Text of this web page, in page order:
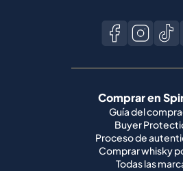
Comprar en
Guía del
Buyer
Proceso de
Comprar whisky
Todas las